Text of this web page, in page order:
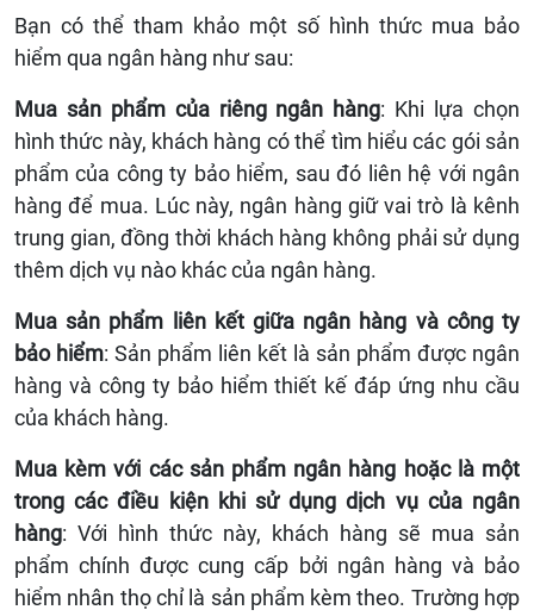
Bạn có thể tham khảo một số hình thức mua bảo
hiểm qua ngân hàng như sau:
Mua sản phẩm của riêng ngân hàng: Khi lựa chọn
hình thức này, khách hàng có thể tìm hiểu các gói sản
phẩm của công ty bảo hiểm, sau đó liên hệ với ngân
hàng để mua. Lúc này, ngân hàng giữ vai trò là kênh
trung gian, đồng thời khách hàng không phải sử dụng
thêm dịch vụ nào khác của ngân hàng.
Mua sản phẩm liên kết giữa ngân hàng và công ty
bảo hiểm: Sản phẩm liên kết là sản phẩm được ngân
hàng và công ty bảo hiểm thiết kế đáp ứng nhu cầu
của khách hàng.
Mua kèm với các sản phẩm ngân hàng hoặc là một
trong các điều kiện khi sử dụng dịch vụ của ngân
hàng: Với hình thức này, khách hàng sẽ mua sản
phẩm chính được cung cấp bởi ngân hàng và bảo
hiểm nhân thọ chỉ là sản phẩm kèm theo. Trường hợp